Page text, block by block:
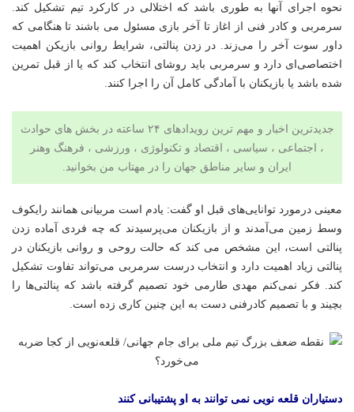
نحوه اجرای آنها به طوری باشد که اختلالی در کارکرد تیم تشکیل کند.
سرمربی و کادر فنی از اغاز تا آخر بازی مسئول می باشند تا هنگامی که
داور سوت آخر را می‌زند. در زدن پنالتی، شرایط روانی بازیکن اهمیت
اختصاصی‌ای دارد و سرمربی باید روشای انتخاب کند که یا از قبل تمرین
شده باشد یا بازیکنان با آمادگی کامل آن را اجرا کنند.
جدیدترین اخبار و مهم ترین رویدادهای ۲۴ ساعته در بخش های حوادث
، اجتماعی ، سیاسی ، اقتصاد و تکنولوژی ، ورزشی ، فرهنگ وهنر
ایران و سایر مناطق جهان را در مهتاب من بخوانید.
معینی درمورد توانایی‌های قبل او گفت: یادم است مربیانی همانند رایکوف
وسط زمین می‌آمدند و از بازیکنان می‌پرسیدند که چه فردی آماده زدن
پنالتی است، این مشخص می کند که حالت روحی و روانی بازیکنان در
پنالتی زیاد اهمیت دارد و انتخاب درست سرمربی می‌تواند تفاوت تشکیل
کند. فکر نمی‌کنم مهدی طارمی خود تصمیم گرفته باشد که پنالتی‌ها را
بچیند و با تصمیم کادرفنی دست به این چنین کاری زده است.
دستیاران قلعه نویی نمی توانند به او پشتیبانی کنند